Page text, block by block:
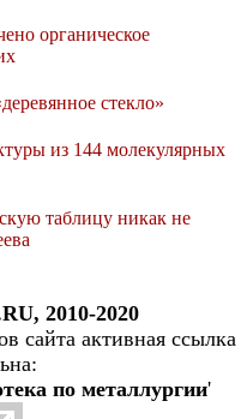
органическое
стекло»
из 144 молекулярных
таблицу никак не
2010-2020
сайта активная ссылка
по металлургии'